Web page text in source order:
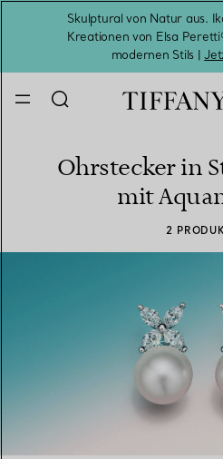
Skulptural von Natur aus.
Kreationen von Elsa
modernen Stils |
Ohrstecker in
mit
2